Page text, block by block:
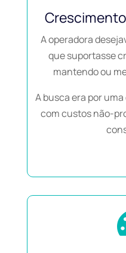
A operadora
que suportasse
mantendo ou
A busca era por
com custos não-